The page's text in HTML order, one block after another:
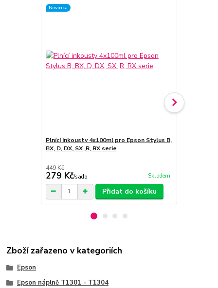
Novinka
Plnící inkousty 4x100ml pro Epson Stylus B,
BX, D, DX, SX ,R, RX serie
449 Kč
279 Kč/sada Skladem
Přidat do košíku
Zboží zařazeno v kategoriích
Epson
Epson náplně T1301 - T1304